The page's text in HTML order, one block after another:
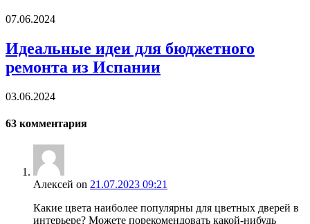
07.06.2024
Идеальные идеи для бюджетного
ремонта из Испании
03.06.2024
63 комментария
Алексей on 21.07.2023 09:21
Какие цвета наиболее популярны для цветных дверей в
интерьере? Можете порекомендовать какой-нибудь